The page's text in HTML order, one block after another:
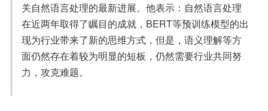
关自然语言处理的最新进展。他表示：自然语言处理
在近两年取得了瞩目的成就，BERT等预训练模型的出
现为行业带来了新的思维方式，但是，语义理解等方
面仍然存在着较为明显的短板，仍然需要行业共同努
力，攻克难题。